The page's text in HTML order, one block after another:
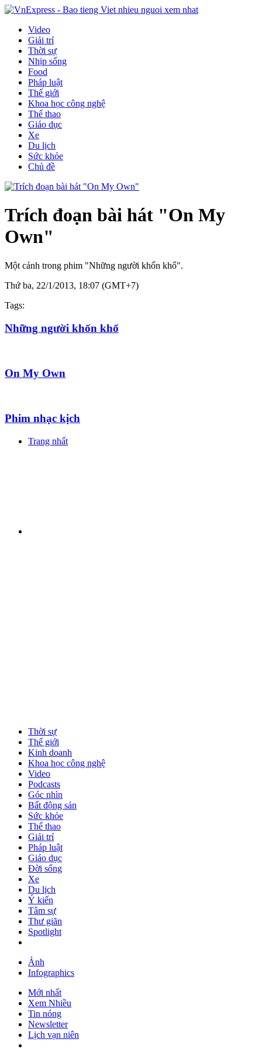
Video
Giải trí
Thời sự
Nhịp sống
Food
Pháp luật
Thế giới
Khoa học công nghệ
Thể thao
Giáo dục
Xe
Du lịch
Sức khỏe
Chủ đề
Trích đoạn bài hát "On My
Own"
Một cảnh trong phim "Những người khốn khổ".
Thứ ba, 22/1/2013, 18:07 (GMT+7)
Tags:
Những người khốn khổ
On My Own
Phim nhạc kịch
Trang nhất
Thời sự
Thế giới
Kinh doanh
Khoa học công nghệ
Video
Podcasts
Góc nhìn
Bất động sản
Sức khỏe
Thể thao
Giải trí
Pháp luật
Giáo dục
Đời sống
Xe
Du lịch
Ý kiến
Tâm sự
Thư giãn
Spotlight
Ảnh
Infographics
Mới nhất
Xem Nhiều
Tin nóng
Newsletter
Lịch vạn niên